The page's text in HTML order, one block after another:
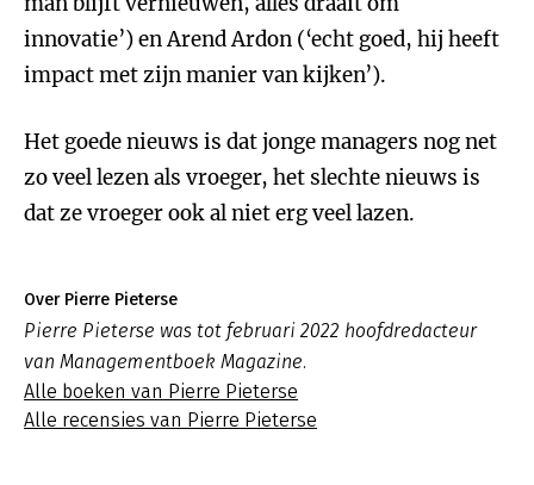
innovatie’) en Arend Ardon (‘echt goed, hij heeft
impact met zijn manier van kijken’).
Het goede nieuws is dat jonge managers nog net
zo veel lezen als vroeger, het slechte nieuws is
dat ze vroeger ook al niet erg veel lazen.
Over Pierre Pieterse
Pierre Pieterse was tot februari 2022 hoofdredacteur
van Managementboek Magazine.
Alle boeken van Pierre Pieterse
Alle recensies van Pierre Pieterse